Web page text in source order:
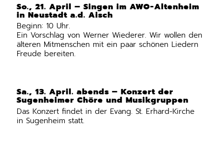
So., 21. April – Singen im AWO-Altenheim
in Neustadt a.d. Aisch
Beginn: 10 Uhr.
Ein Vorschlag von Werner Wiederer. Wir wollen den
älteren Mitmenschen mit ein paar schönen Liedern
Freude bereiten.
Sa., 13. April. abends – Konzert der
Sugenheimer Chöre und Musikgruppen
Das Konzert findet in der Evang. St. Erhard-Kirche
in Sugenheim statt.